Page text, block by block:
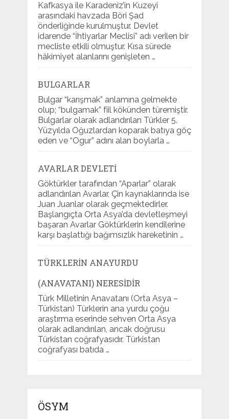
Kafkasya ile Karadeniz’in Kuzeyi
arasındaki havzada Böri Şad
önderliğinde kurulmuştur. Devlet
idarende “İhtiyarlar Meclisi” adı verilen bir
mecliste etkili olmuştur. Kısa sürede
hâkimiyet alanlarını genişleten …
BULGARLAR
Bulgar “karışmak” anlamına gelmekte
olup; “bulgamak” fiil kökünden türemiştir.
Bulgarlar olarak adlandırılan Türkler 5.
Yüzyılda Oğuzlardan koparak batıya göç
eden ve “Ogur” adını alan boylarla …
AVARLAR DEVLETI
Göktürkler tarafından “Aparlar” olarak
adlandırılan Avarlar, Çin kaynaklarında ise
Juan Juanlar olarak geçmektedirler.
Başlangıçta Orta Asya’da devletleşmeyi
başaran Avarlar Göktürklerin kendilerine
karşı başlattığı bağımsızlık hareketinin …
TÜRKLERIN ANAYURDU
(ANAVATANI) NERESIDIR
Türk Milletinin Anavatanı (Orta Asya –
Türkistan) Türklerin ana yurdu çoğu
araştırma eserinde sehven Orta Asya
olarak adlandırılan, ancak doğrusu
Türkistan coğrafyasıdır. Türkistan
coğrafyası batıda …
ÖSYM